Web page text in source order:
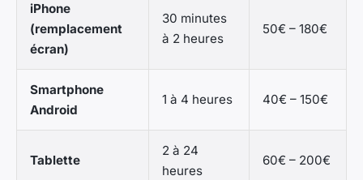
iPhone
(remplacement
écran)
30 minutes
à 2 heures
50€ – 180€
Smartphone
Android
1 à 4 heures 40€ – 150€
Tablette
2 à 24
heures
60€ – 200€